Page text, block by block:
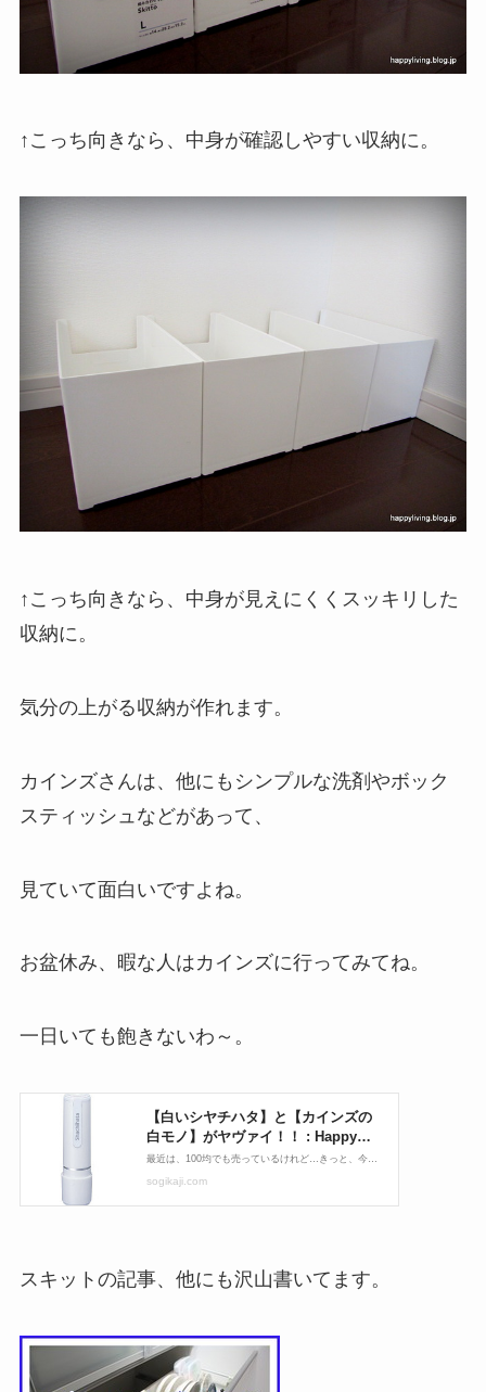
↑こっち向きなら、中身が確認しやすい収納に。
↑こっち向きなら、中身が見えにくくスッキリした
収納に。
気分の上がる収納が作れます。
カインズさんは、他にもシンプルな洗剤やボック
スティッシュなどがあって、
見ていて面白いですよね。
お盆休み、暇な人はカインズに行ってみてね。
一日いても飽きないわ～。
スキットの記事、他にも沢山書いてます。